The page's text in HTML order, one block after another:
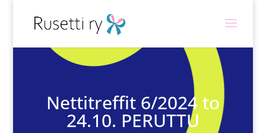
Nettitreffit 6/2024 to
24.10. PERUTTU